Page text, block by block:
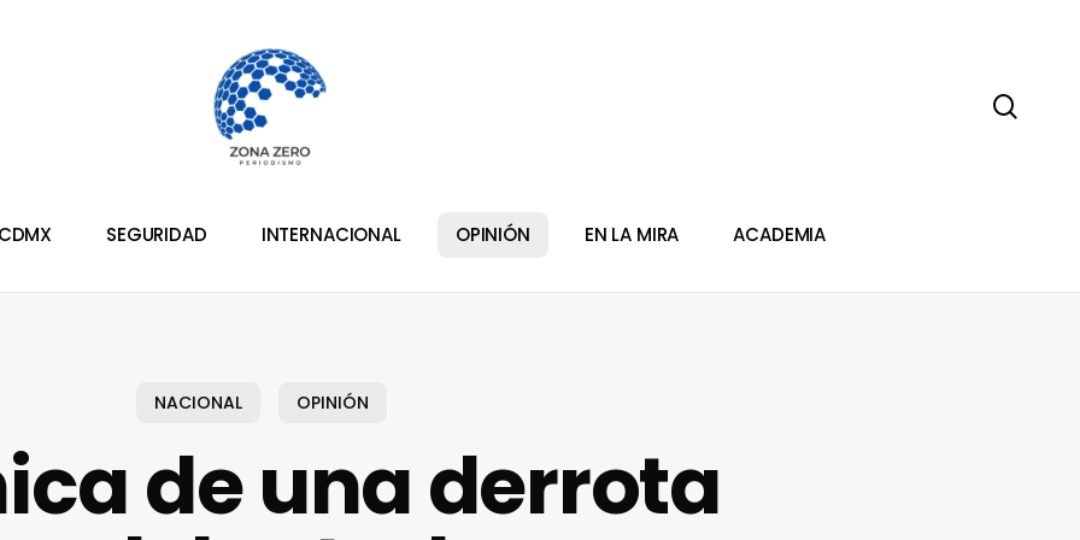
CDMX SEGURIDAD INTERNACIONAL OPINIÓN EN LA MIRA ACADEMIA
NACIONAL OPINIÓN
de una derrota